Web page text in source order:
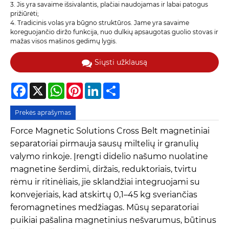
3. Jis yra savaime išsivalantis, plačiai naudojamas ir labai patogus
prižiūrėti;
4. Tradicinis volas yra būgno struktūros. Jame yra savaime
koreguojančio diržo funkcija, nuo dulkių apsaugotas guolio stovas ir
mažas visos mašinos gedimų lygis.
Siųsti užklausą
Facebook
X WhatsAppPinterestLinkedIn
Prekės aprašymas
Force Magnetic Solutions Cross Belt magnetiniai
separatoriai pirmauja sausų miltelių ir granulių
valymo rinkoje. Įrengti didelio našumo nuolatine
magnetine šerdimi, diržais, reduktoriais, tvirtu
rėmu ir ritinėliais, jie sklandžiai integruojami su
konvejeriais, kad atskirtų 0,1–45 kg sveriančias
feromagnetines medžiagas. Mūsų separatoriai
puikiai pašalina magnetinius nešvarumus, būtinus